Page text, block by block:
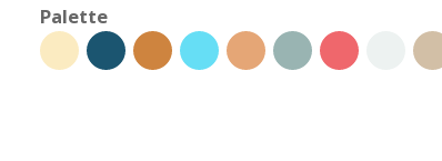
Palette